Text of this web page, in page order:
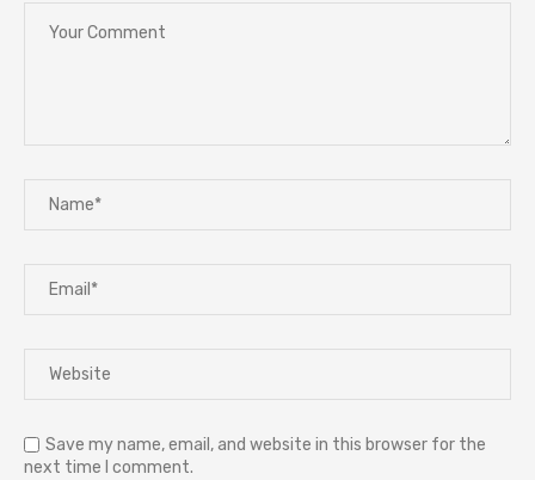
Save my name, email, and website in this browser for the
next time I comment.